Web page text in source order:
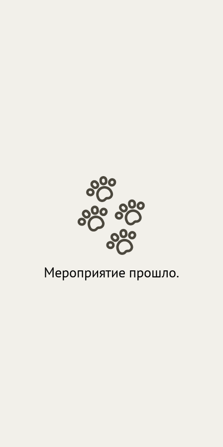
Мероприятие прошло.